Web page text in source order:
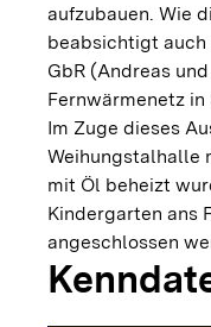
aufzubauen. Wie
beabsichtigt auch
GbR (Andreas
Fernwärmenetz
Im Zuge dieses
Weihungstalhalle
mit Öl beheizt
Kindergarten ans
angeschlossen